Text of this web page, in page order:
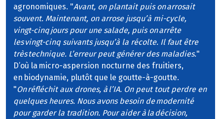
agronomiques. "Avant, on plantait puis on arrosait
souvent. Maintenant, on arrose jusqu’à mi-cycle,
vingt-cinq jours pour une salade, puis on arrête
les vingt-cinq suivants jusqu’à la récolte. Il faut être
très technique. L’erreur peut générer des maladies."
D’où la micro-aspersion nocturne des fruitiers,
en biodynamie, plutôt que le goutte-à-goutte.
"On réfléchit aux drones, à l’IA. On peut tout perdre en
quelques heures. Nous avons besoin de modernité
pour garder la tradition. Pour aider à la décision,